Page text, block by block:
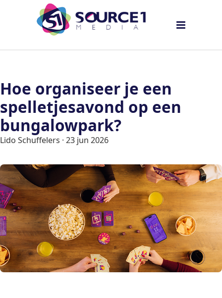
Hoe organiseer je een
spelletjesavond op een
bungalowpark?
Lido Schuffelers · 23 jun 2026